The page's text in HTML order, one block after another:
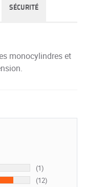
SÉCURITÉ
monocylindres et
(1)
(12)